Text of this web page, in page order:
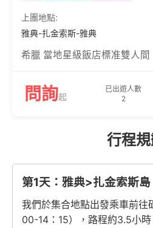
上團地點:
雅典-扎金索斯-雅典
希臘 當地星級飯店標准雙人間
問詢起
已出遊人數
2
行程規
第1天：雅典>扎金索斯島
我們於集合地點出發乘車前往
00-14：15），路程約3.5小